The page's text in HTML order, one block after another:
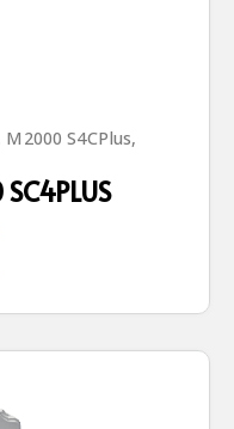
M2000 S4CPlus,